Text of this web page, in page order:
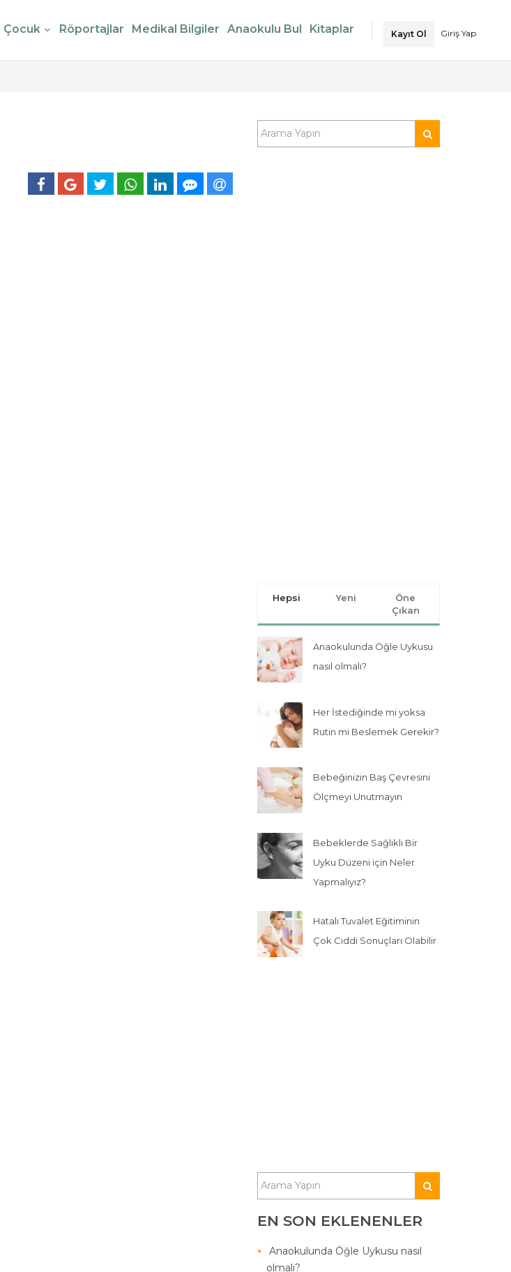
Çocuk Röportajlar Medikal Bilgiler Anaokulu Bul Kitaplar Kayıt Ol Giriş Yap
Hepsi Yeni
Öne
Çıkan
Anaokulunda Öğle Uykusu
nasıl olmalı?
Her İstediğinde mi yoksa
Rutin mi Beslemek Gerekir?
Bebeğinizin Baş Çevresini
Ölçmeyi Unutmayın
Bebeklerde Sağlıklı Bir
Uyku Düzeni için Neler
Yapmalıyız?
Hatalı Tuvalet Eğitiminin
Çok Ciddi Sonuçları Olabilir
EN SON EKLENENLER
Anaokulunda Öğle Uykusu nasıl
olmalı?